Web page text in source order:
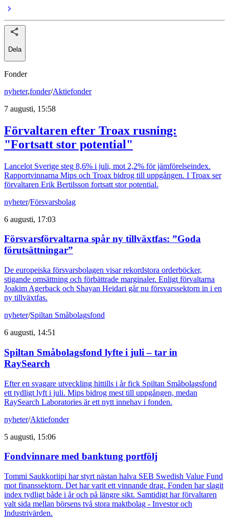
Dela
Fonder
nyheter,fonder/Aktiefonder
7 augusti, 15:58
Förvaltaren efter Troax rusning:
"Fortsatt stor potential"
Lancelot Sverige steg 8,6% i juli, mot 2,2% för jämförelseindex.
Rapportvinnarna Mips och Troax bidrog till uppgången. I Troax ser
förvaltaren Erik Bertilsson fortsatt stor potential.
nyheter/Försvarsbolag
6 augusti, 17:03
Försvarsförvaltarna spår ny tillväxtfas: ”Goda
förutsättningar”
De europeiska försvarsbolagen visar rekordstora orderböcker,
stigande omsättning och förbättrade marginaler. Enligt förvaltarna
Joakim Agerback och Shayan Heidari går nu försvarssektorn in i en
ny tillväxtfas.
nyheter/Spiltan Småbolagsfond
6 augusti, 14:51
Spiltan Småbolagsfond lyfte i juli – tar in
RaySearch
Efter en svagare utveckling hittills i år fick Spiltan Småbolagsfond
ett tydligt lyft i juli. Mips bidrog mest till uppgången, medan
RaySearch Laboratories är ett nytt innehav i fonden.
nyheter/Aktiefonder
5 augusti, 15:06
Fondvinnare med banktung portfölj
Tommi Saukkoriipi har styrt nästan halva SEB Swedish Value Fund
mot finanssektorn. Det har varit ett vinnande drag. Fonden har slagit
index tydligt både i år och på längre sikt. Samtidigt har förvaltaren
valt sida mellan börsens två stora maktbolag - Investor och
Industrivärden.